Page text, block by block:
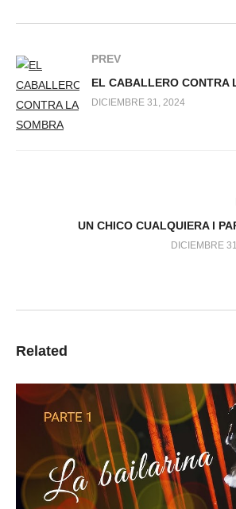
PREV
DICIEMBRE 31, 2024
UN CHICO CUALQUIERA l
DICIEMBRE
Related